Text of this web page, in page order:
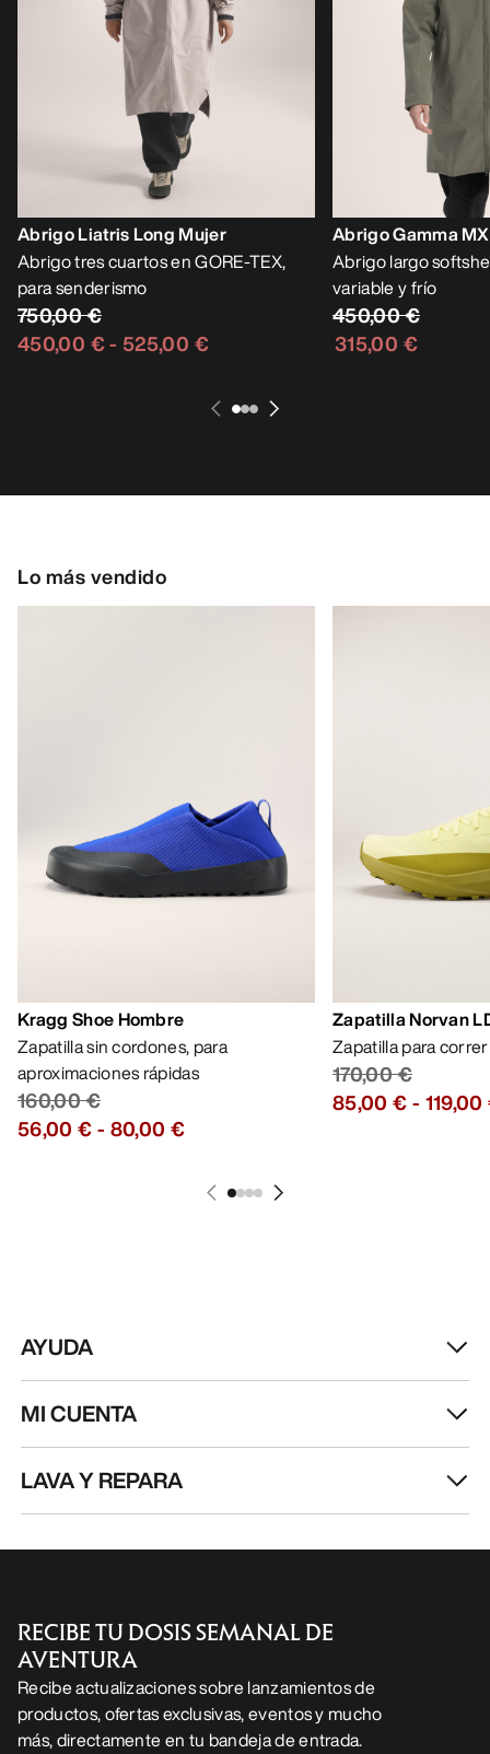
Abrigo Liatris Long Mujer
Abrigo tres cuartos en GORE-TEX,
para senderismo
750,00 €
450,00 €- 525,00 €
Abrigo Gamma
Abrigo largo
variable y frío
450,00 €
315,00 €
Lo más vendido
Kragg Shoe Hombre
Zapatilla sin cordones, para
aproximaciones rápidas
160,00 €
56,00 €- 80,00 €
Zapatilla Norvan
Zapatilla para
170,00 €
85,00 €-
AYUDA
MI CUENTA
LAVA Y REPARA
RECIBE TU DOSIS SEMANAL DE
AVENTURA
Recibe actualizaciones sobre lanzamientos de
productos, ofertas exclusivas, eventos y mucho
más, directamente en tu bandeja de entrada.